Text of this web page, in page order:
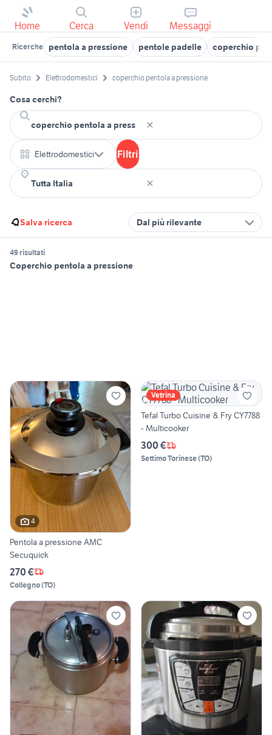
Home Cerca Vendi Messaggi
Ricerche pentola a pressione pentole padelle coperchio per
Subito Elettrodomestici coperchio pentola a pressione
Cosa cerchi?
Elettrodomestici Filtri
Salva ricerca Dal più rilevante
49 risultati
Coperchio pentola a pressione
4
Pentola a pressione AMC
Secuquick
270 €
Collegno(TO)
Vetrina
Tefal Turbo Cuisine & Fry CY7788
- Multicooker
300 €
Settimo Torinese(TO)